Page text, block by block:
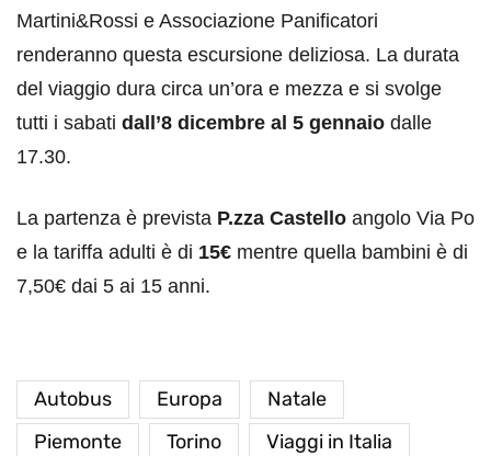
Martini&Rossi e Associazione Panificatori
renderanno questa escursione deliziosa. La durata
del viaggio dura circa un’ora e mezza e si svolge
tutti i sabati dall’8 dicembre al 5 gennaio dalle
17.30.
La partenza è prevista P.zza Castello angolo Via Po
e la tariffa adulti è di 15€ mentre quella bambini è di
7,50€ dai 5 ai 15 anni.
Autobus Europa
Natale
Piemonte
Torino Viaggi in Italia